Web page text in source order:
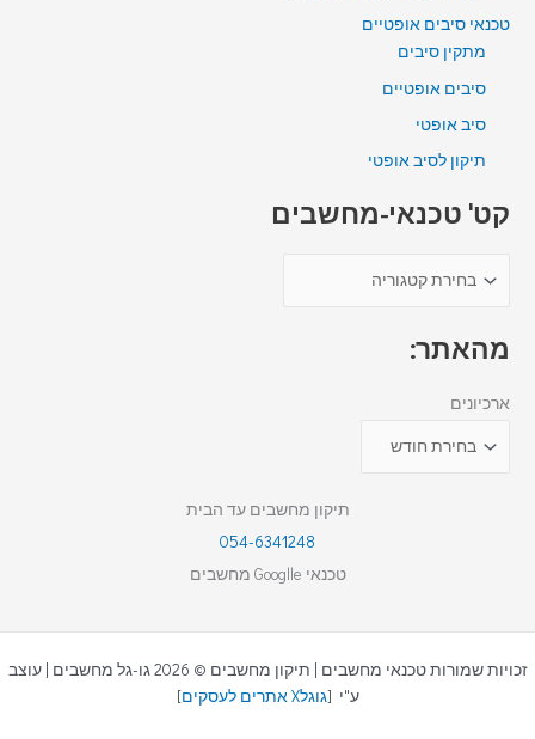
טכנאי סיבים אופטיים
מתקין סיבים
סיבים אופטיים
סיב אופטי
תיקון לסיב אופטי
קט' טכנאי-מחשבים
מהאתר:
ארכיונים
תיקון מחשבים עד הבית
054-6341248
טכנאי Googlle מחשבים
זכויות שמורות טכנאי מחשבים | תיקון מחשבים © 2026 גו-גל מחשבים | עוצב
ע"י [גוגלX אתרים לעסקים ]